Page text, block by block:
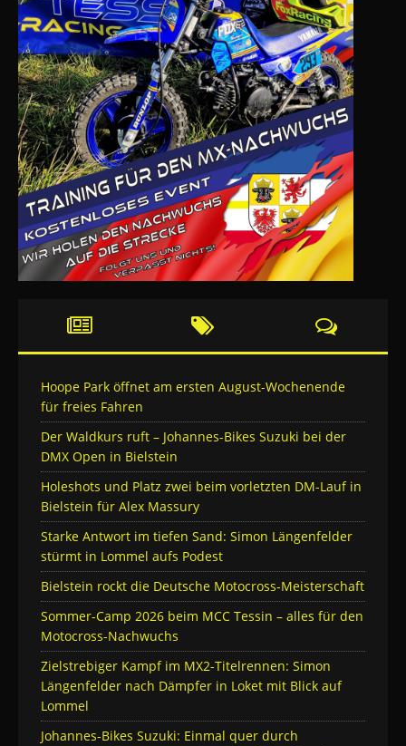
Hoope Park öffnet am ersten August-Wochenende
für freies Fahren
Der Waldkurs ruft – Johannes-Bikes Suzuki bei der
DMX Open in Bielstein
Holeshots und Platz zwei beim vorletzten DM-Lauf in
Bielstein für Alex Massury
Starke Antwort im tiefen Sand: Simon Längenfelder
stürmt in Lommel aufs Podest
Bielstein rockt die Deutsche Motocross-Meisterschaft
Sommer-Camp 2026 beim MCC Tessin – alles für den
Motocross-Nachwuchs
Zielstrebiger Kampf im MX2-Titelrennen: Simon
Längenfelder nach Dämpfer in Loket mit Blick auf
Lommel
Johannes-Bikes Suzuki: Einmal quer durch